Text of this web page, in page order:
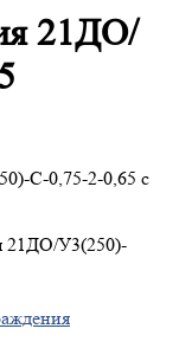
21ДО/
С-0,75-2-0,65 с
21ДО/У3(250)-